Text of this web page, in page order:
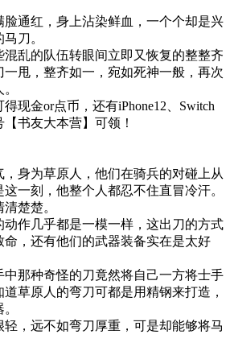
通红，身上沾染鲜血，一个个却是兴
刀。
乱的队伍转眼间立即又恢复的整整齐
甩，整齐如一，宛如死神一般，再次
得现金or点币，还有iPhone12、Switch
书友大本营】可领！
身为草原人，他们在骑兵的对碰上从
一刻，他整个人都忍不住直冒冷汗。
楚楚。
动作几乎都是一模一样，这出刀的方式
，还有他们的武器装备实在是太好
那种奇怪的刀竟然将自己一方将士手
草原人的弯刀可都是用精钢来打造，
，远不如弯刀厚重，可是却能够将马